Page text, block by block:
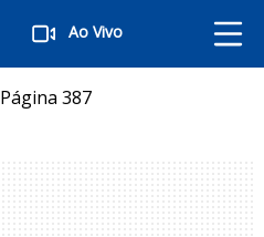
Ao Vivo
Página 387